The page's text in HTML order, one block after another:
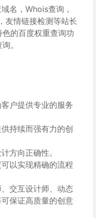
名，Whois查询，
友情链接检测等站长
的百度权重查询功
。
户提供专业的服务
持续而强有力的创
方向正确性。
以实现精确的流程
交互设计师、动态
保证高质量的创意